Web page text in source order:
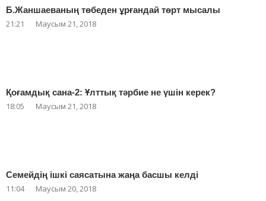
Б.Жаншаеваның төбеден ұрғандай төрт мысалы
21:21 Маусым 21, 2018
Қоғамдық сана-2: Ұлттық тәрбие не үшін керек?
18:05 Маусым 21, 2018
Семейдің ішкі саясатына жаңа басшы келді
11:04 Маусым 20, 2018